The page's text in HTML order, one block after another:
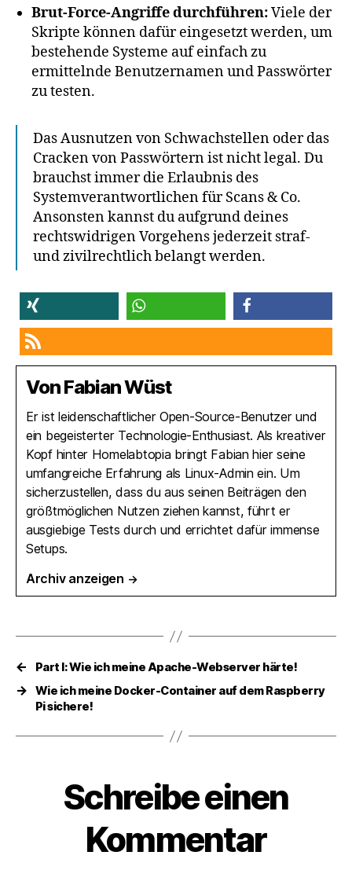
Brut-Force-Angriffe durchführen:Viele der
Skripte können dafür eingesetzt werden, um
bestehende Systeme auf einfach zu
ermittelnde Benutzernamen und Passwörter
zu testen.
Das Ausnutzen von Schwachstellen oder das
Cracken von Passwörtern ist nicht legal. Du
brauchst immer die Erlaubnis des
Systemverantwortlichen für Scans & Co.
Ansonsten kannst du aufgrund deines
rechtswidrigen Vorgehens jederzeit straf-
und zivilrechtlich belangt werden.
teilen
RSS-feed
Von Fabian Wüst
Er ist leidenschaftlicher Open-Source-Benutzer und
ein begeisterter Technologie-Enthusiast. Als kreativer
Kopf hinter Homelabtopia bringt Fabian hier seine
umfangreiche Erfahrung als Linux-Admin ein. Um
sicherzustellen, dass du aus seinen Beiträgen den
größtmöglichen Nutzen ziehen kannst, führt er
ausgiebige Tests durch und errichtet dafür immense
Setups.
Archiv anzeigen →
← Part I: Wie ich meine Apache-Webserver härte!
→
Wie ich meine Docker-Container auf dem Raspberry
Pi sichere!
Schreibe einen
Kommentar